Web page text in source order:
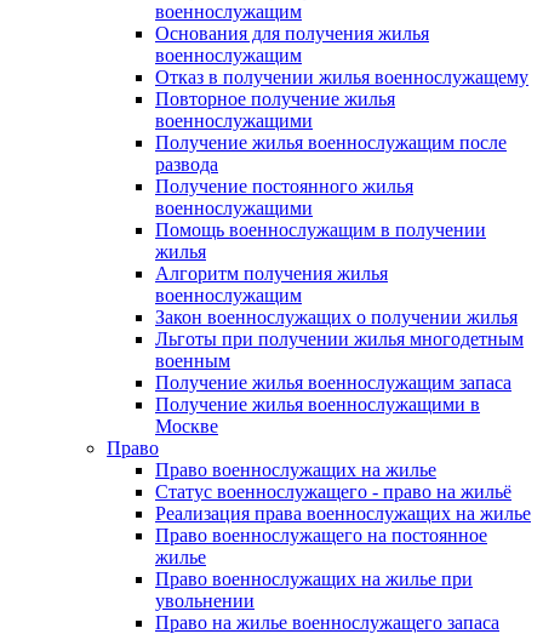
военнослужащим
Основания для получения жилья
военнослужащим
Отказ в получении жилья военнослужащему
Повторное получение жилья
военнослужащими
Получение жилья военнослужащим после
развода
Получение постоянного жилья
военнослужащими
Помощь военнослужащим в получении
жилья
Алгоритм получения жилья
военнослужащим
Закон военнослужащих о получении жилья
Льготы при получении жилья многодетным
военным
Получение жилья военнослужащим запаса
Получение жилья военнослужащими в
Москве
Право
Право военнослужащих на жилье
Статус военнослужащего - право на жильё
Реализация права военнослужащих на жилье
Право военнослужащего на постоянное
жилье
Право военнослужащих на жилье при
увольнении
Право на жилье военнослужащего запаса